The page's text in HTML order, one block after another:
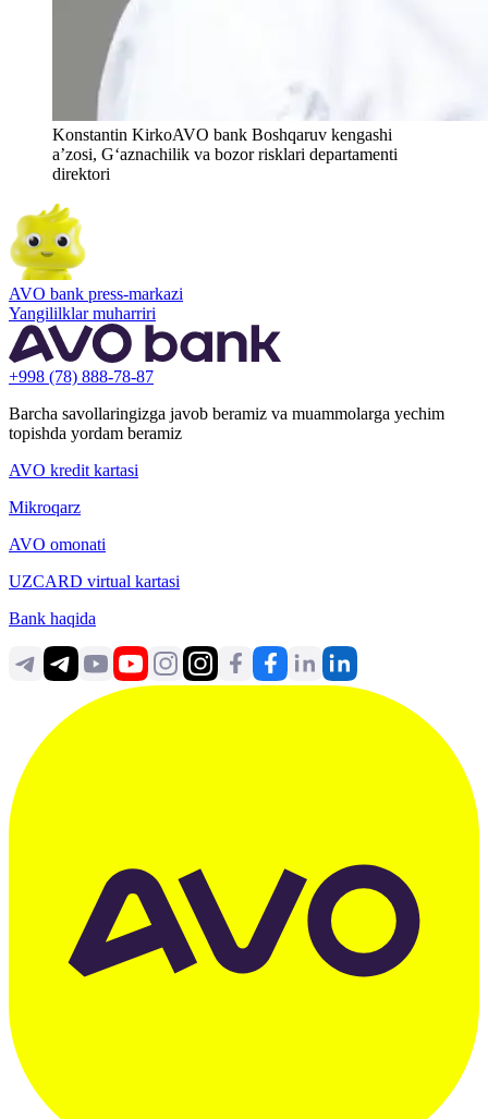
Konstantin KirkoAVO bank Boshqaruv kengashi
a’zosi, G‘aznachilik va bozor risklari departamenti
direktori
AVO bank press-markazi
Yangililklar muharriri
+998 (78) 888-78-87
Barcha savollaringizga javob beramiz va muammolarga yechim
topishda yordam beramiz
AVO kredit kartasi
Mikroqarz
AVO omonati
UZCARD virtual kartasi
Bank haqida